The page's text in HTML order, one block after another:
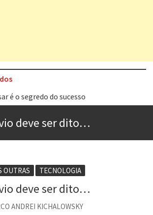
é o segredo do sucesso
correto?
o veganismo não é a resposta
daí
deve ser dito…
OUTRAS TECNOLOGIA
deve ser dito…
ANDREI KICHALOWSKY